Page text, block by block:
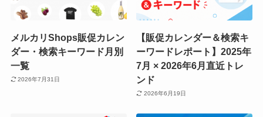
メルカリShops販促カレン
ダー・検索キーワード月別
一覧
2026年7月31日
【販促カレンダー＆検索キ
ーワードレポート】2025年
7月 × 2026年6月直近トレ
ンド
2026年6月19日